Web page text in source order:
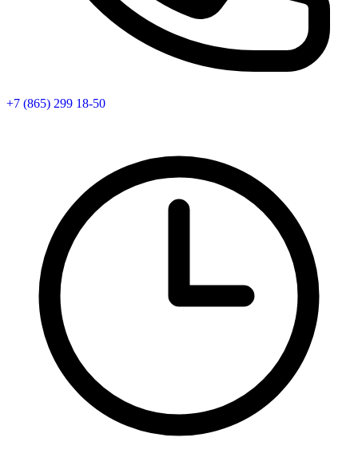
+7 (865) 299 18-50